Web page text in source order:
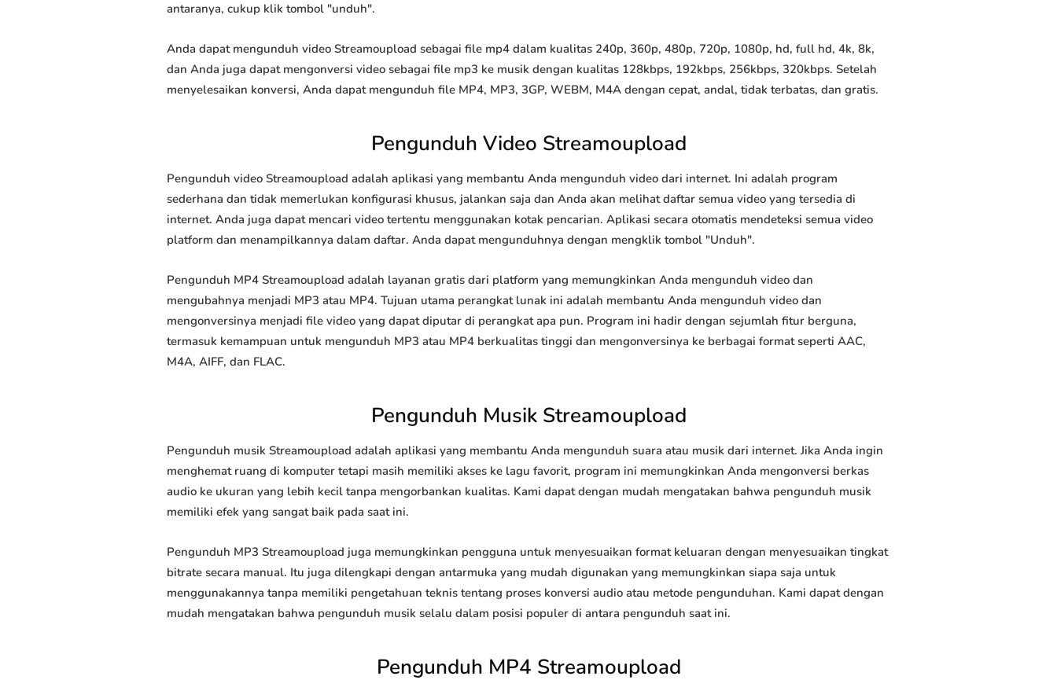
antaranya, cukup klik tombol "unduh".
Anda dapat mengunduh video Streamoupload sebagai file mp4 dalam kualitas 240p, 360p, 480p, 720p, 1080p, hd, full hd, 4k, 8k,
dan Anda juga dapat mengonversi video sebagai file mp3 ke musik dengan kualitas 128kbps, 192kbps, 256kbps, 320kbps. Setelah
menyelesaikan konversi, Anda dapat mengunduh file MP4, MP3, 3GP, WEBM, M4A dengan cepat, andal, tidak terbatas, dan gratis.
Pengunduh Video Streamoupload
Pengunduh video Streamoupload adalah aplikasi yang membantu Anda mengunduh video dari internet. Ini adalah program
sederhana dan tidak memerlukan konfigurasi khusus, jalankan saja dan Anda akan melihat daftar semua video yang tersedia di
internet. Anda juga dapat mencari video tertentu menggunakan kotak pencarian. Aplikasi secara otomatis mendeteksi semua video
platform dan menampilkannya dalam daftar. Anda dapat mengunduhnya dengan mengklik tombol "Unduh".
Pengunduh MP4 Streamoupload adalah layanan gratis dari platform yang memungkinkan Anda mengunduh video dan
mengubahnya menjadi MP3 atau MP4. Tujuan utama perangkat lunak ini adalah membantu Anda mengunduh video dan
mengonversinya menjadi file video yang dapat diputar di perangkat apa pun. Program ini hadir dengan sejumlah fitur berguna,
termasuk kemampuan untuk mengunduh MP3 atau MP4 berkualitas tinggi dan mengonversinya ke berbagai format seperti AAC,
M4A, AIFF, dan FLAC.
Pengunduh Musik Streamoupload
Pengunduh musik Streamoupload adalah aplikasi yang membantu Anda mengunduh suara atau musik dari internet. Jika Anda ingin
menghemat ruang di komputer tetapi masih memiliki akses ke lagu favorit, program ini memungkinkan Anda mengonversi berkas
audio ke ukuran yang lebih kecil tanpa mengorbankan kualitas. Kami dapat dengan mudah mengatakan bahwa pengunduh musik
memiliki efek yang sangat baik pada saat ini.
Pengunduh MP3 Streamoupload juga memungkinkan pengguna untuk menyesuaikan format keluaran dengan menyesuaikan tingkat
bitrate secara manual. Itu juga dilengkapi dengan antarmuka yang mudah digunakan yang memungkinkan siapa saja untuk
menggunakannya tanpa memiliki pengetahuan teknis tentang proses konversi audio atau metode pengunduhan. Kami dapat dengan
mudah mengatakan bahwa pengunduh musik selalu dalam posisi populer di antara pengunduh saat ini.
Pengunduh MP4 Streamoupload